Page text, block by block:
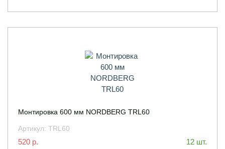
Монтировка 600 мм NORDBERG TRL60
Артикул: TRL60
520 р. 12 шт.